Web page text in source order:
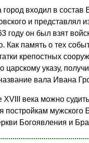
город входил в состав
и представлял
году он был взят
Как память о тех
крепостных
царскому указу,
вала Ивана
XVIII века можно
постройкам мужского
Богоявления и